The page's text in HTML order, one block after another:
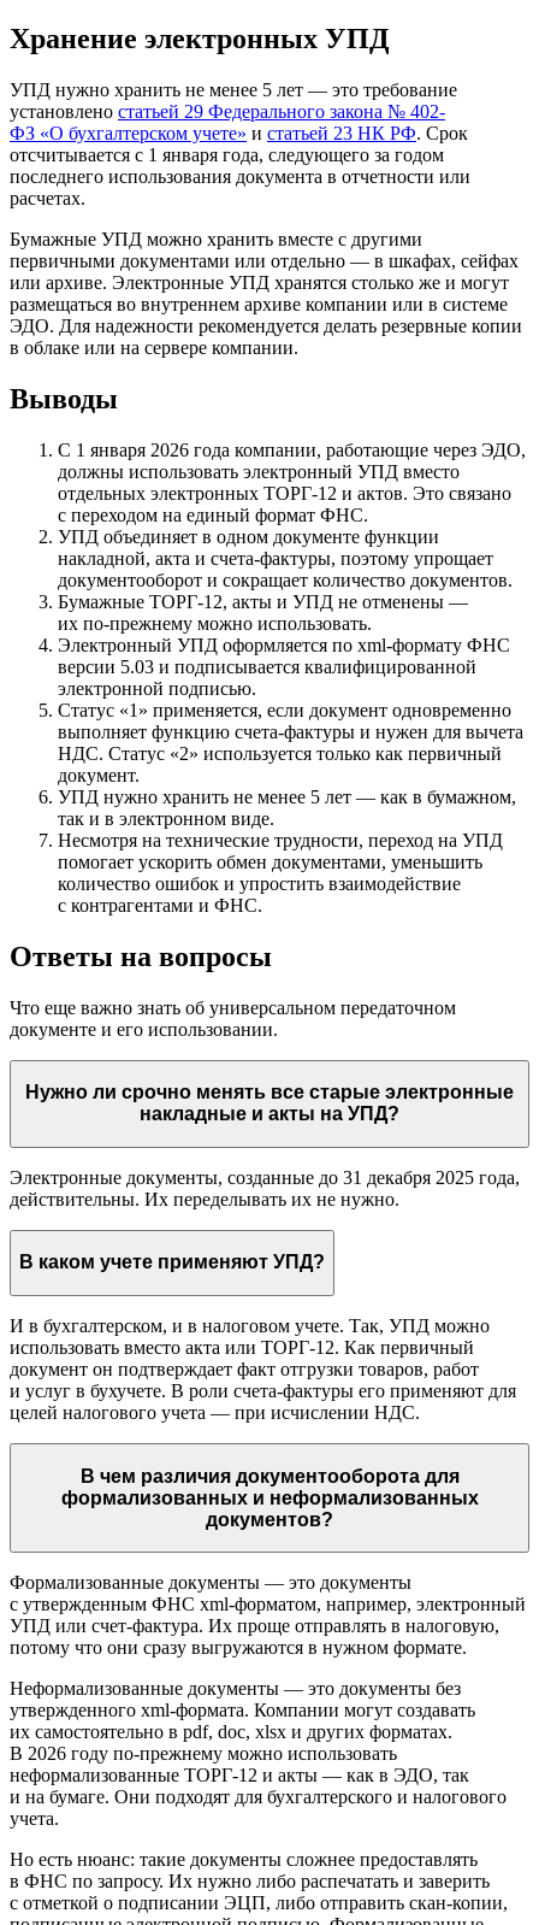
Хранение электронных УПД
УПД нужно хранить не менее 5 лет — это требование
установлено статьей 29 Федерального закона № 402-
ФЗ «О бухгалтерском учете» и статьей 23 НК РФ. Срок
отсчитывается с 1 января года, следующего за годом
последнего использования документа в отчетности или
расчетах.
Бумажные УПД можно хранить вместе с другими
первичными документами или отдельно — в шкафах, сейфах
или архиве. Электронные УПД хранятся столько же и могут
размещаться во внутреннем архиве компании или в системе
ЭДО. Для надежности рекомендуется делать резервные копии
в облаке или на сервере компании.
Выводы
С 1 января 2026 года компании, работающие через ЭДО,
должны использовать электронный УПД вместо
отдельных электронных ТОРГ-12 и актов. Это связано
с переходом на единый формат ФНС.
УПД объединяет в одном документе функции
накладной, акта и счета‑фактуры, поэтому упрощает
документооборот и сокращает количество документов.
Бумажные ТОРГ-12, акты и УПД не отменены —
их по‑прежнему можно использовать.
Электронный УПД оформляется по xml‑формату ФНС
версии 5.03 и подписывается квалифицированной
электронной подписью.
Статус «1» применяется, если документ одновременно
выполняет функцию счета‑фактуры и нужен для вычета
НДС. Статус «2» используется только как первичный
документ.
УПД нужно хранить не менее 5 лет — как в бумажном,
так и в электронном виде.
Несмотря на технические трудности, переход на УПД
помогает ускорить обмен документами, уменьшить
количество ошибок и упростить взаимодействие
с контрагентами и ФНС.
Ответы на вопросы
Что еще важно знать об универсальном передаточном
документе и его использовании.
Нужно ли срочно менять все старые электронные
накладные и акты на УПД?
Электронные документы, созданные до 31 декабря 2025 года,
действительны. Их переделывать их не нужно.
В каком учете применяют УПД?
И в бухгалтерском, и в налоговом учете. Так, УПД можно
использовать вместо акта или ТОРГ-12. Как первичный
документ он подтверждает факт отгрузки товаров, работ
и услуг в бухучете. В роли счета‑фактуры его применяют для
целей налогового учета — при исчислении НДС.
В чем различия документооборота для
формализованных и неформализованных
документов?
Формализованные документы — это документы
с утвержденным ФНС xml‑форматом, например, электронный
УПД или счет‑фактура. Их проще отправлять в налоговую,
потому что они сразу выгружаются в нужном формате.
Неформализованные документы — это документы без
утвержденного xml‑формата. Компании могут создавать
их самостоятельно в pdf, doc, xlsx и других форматах.
В 2026 году по‑прежнему можно использовать
неформализованные ТОРГ-12 и акты — как в ЭДО, так
и на бумаге. Они подходят для бухгалтерского и налогового
учета.
Но есть нюанс: такие документы сложнее предоставлять
в ФНС по запросу. Их нужно либо распечатать и заверить
с отметкой о подписании ЭЦП, либо отправить скан‑копии,